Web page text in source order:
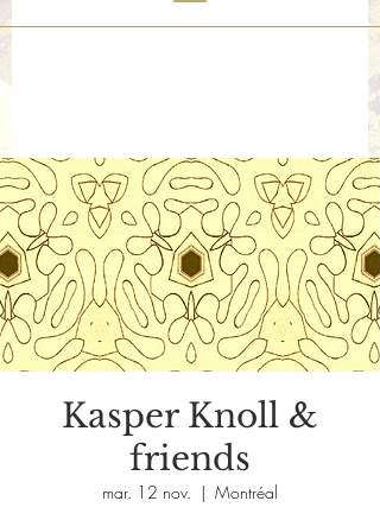
Kasper Knoll &
friends
mar. 12 nov.
  |
Montréal